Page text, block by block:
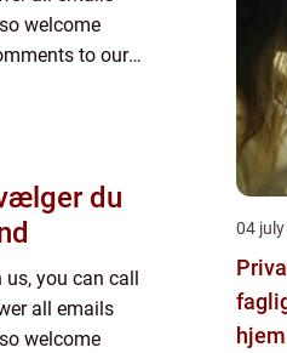
welcome
to our
du
you can call
all emails
welcome
04
Privat
hjem